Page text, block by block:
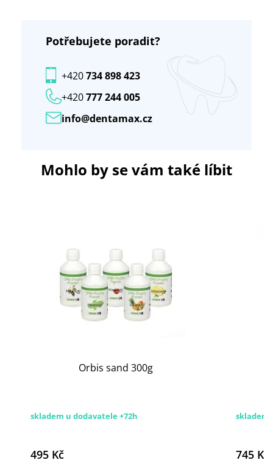
Potřebujete poradit?
info@dentamax.cz
+420777 244 005
+420734 898 423
Mohlo by se vám také líbit
Orbis sand 300g
skladem u dodavatele +72h
495 Kč
skladem
745 Kč